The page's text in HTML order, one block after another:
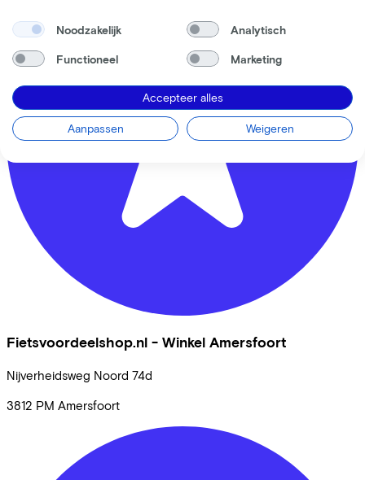
Fietsvoordeelshop.nl - Winkel Amersfoort
Nijverheidsweg Noord 74d
3812 PM Amersfoort
Cookie statement
Cookie instellingen
Gebruiksvoorwaarden
Noodzakelijk Analytisch
Functioneel Marketing
Accepteer alles
Aanpassen Weigeren